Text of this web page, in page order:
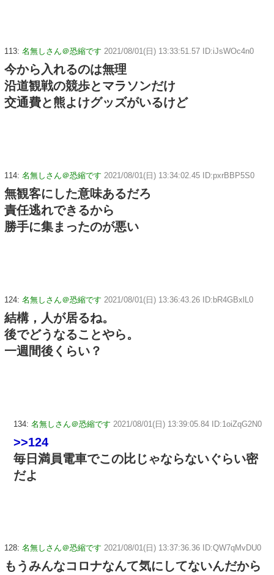
113: 名無しさん＠恐縮です 2021/08/01(日) 13:33:51.57 ID:iJsWOc4n0
今から入れるのは無理
沿道観戦の競歩とマラソンだけ
交通費と熊よけグッズがいるけど
114: 名無しさん＠恐縮です 2021/08/01(日) 13:34:02.45 ID:pxrBBP5S0
無観客にした意味あるだろ
責任逃れできるから
勝手に集まったのが悪い
124: 名無しさん＠恐縮です 2021/08/01(日) 13:36:43.26 ID:bR4GBxlL0
結構，人が居るね。
後でどうなることやら。
一週間後くらい？
134: 名無しさん＠恐縮です 2021/08/01(日) 13:39:05.84 ID:1oiZqG2N0
>>124
毎日満員電車でこの比じゃならないぐらい密
だよ
128: 名無しさん＠恐縮です 2021/08/01(日) 13:37:36.36 ID:QW7qMvDU0
もうみんなコロナなんて気にしてないんだから